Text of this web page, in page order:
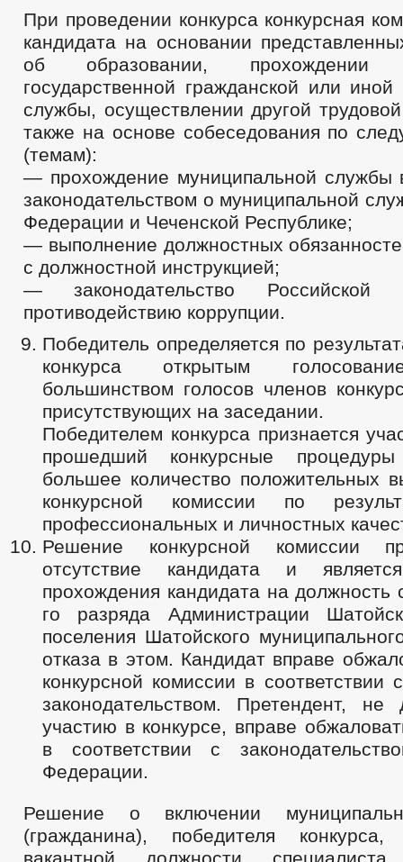
При проведении конкурса конкурсная
кандидата на основании
об образовании, прохождении
государственной гражданской или иной
службы, осуществлении другой
также на основе собеседования по
(темам):
— прохождение муниципальной службы
законодательством о муниципальной
Федерации и Чеченской Республике;
— выполнение должностных
с должностной инструкцией;
— законодательство Российской
противодействию коррупции.
Победитель определяется по
конкурса открытым
большинством голосов членов
присутствующих на заседании.
Победителем конкурса признается
прошедший конкурсные
большее количество положительных
конкурсной комиссии по
профессиональных и личностных
Решение конкурсной комиссии
отсутствие кандидата и
прохождения кандидата на должность
го разряда Администрации
поселения Шатойского
отказа в этом. Кандидат вправе
конкурсной комиссии в соответствии
законодательством. Претендент,
участию в конкурсе, вправе
в соответствии с
Федерации.
Решение о включении
(гражданина), победителя